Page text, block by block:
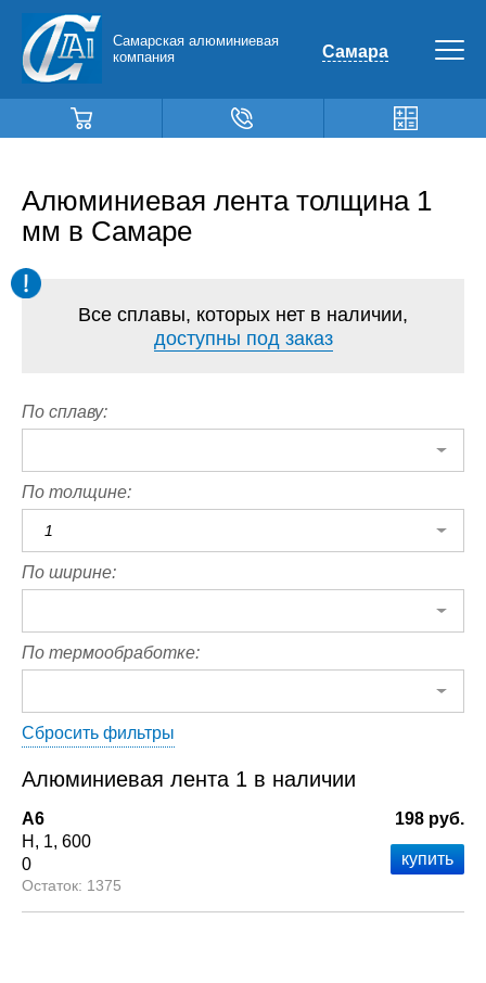
Самарская алюминиевая
компания
Самара
Алюминиевая лента толщина 1
мм в Самаре
Все сплавы, которых нет в наличии,
доступны под заказ
По сплаву:
По толщине:
1
По ширине:
По термообработке:
Сбросить фильтры
Алюминиевая лента 1 в наличии
А6
Н
1 600
0
1375
198 руб.